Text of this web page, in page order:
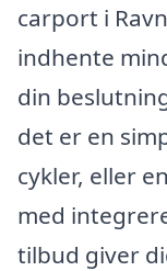
carport i
indhente
din
det er en
cykler, eller
med
tilbud giver